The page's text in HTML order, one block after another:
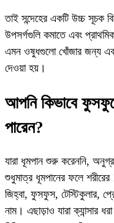
তাই সন্দেহের একটি উচ্চ সূচক
উপসর্গগুলি কমাতে এবং প্রাথমিক
এমন ওষুধগুলো খোঁজার জন্য
দেওয়া হয়।
আপনি কিভাবে
পারেন?
যারা ধূমপান শুরু করেননি,
শুধুমাত্র ধূমপানের ফলে
জিহ্বা, ফুসফুস, টেস্টিকুলার,
নাম। এছাড়াও যারা ক্যান্সার